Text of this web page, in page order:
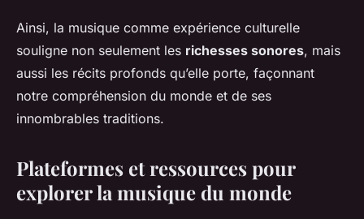
Ainsi, la musique comme expérience culturelle
souligne non seulement les richesses sonores, mais
aussi les récits profonds qu’elle porte, façonnant
notre compréhension du monde et de ses
innombrables traditions.
Plateformes et ressources pour
explorer la musique du monde